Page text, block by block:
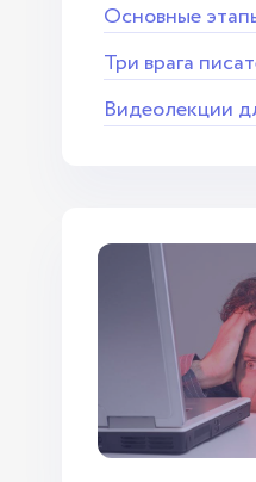
Основные
Три врага
Видеолекции